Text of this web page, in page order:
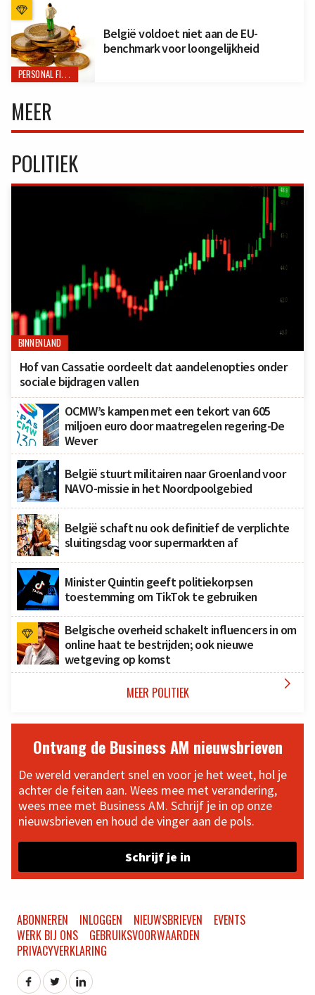
PERSONAL FINANCE
België voldoet niet aan de EU-
benchmark voor loongelijkheid
MEER
POLITIEK
BINNENLAND
Hof van Cassatie oordeelt dat aandelenopties onder
sociale bijdragen vallen
OCMW’s kampen met een tekort van 605
miljoen euro door maatregelen regering-De
Wever
België stuurt militairen naar Groenland voor
NAVO-missie in het Noordpoolgebied
België schaft nu ook definitief de verplichte
sluitingsdag voor supermarkten af
Minister Quintin geeft politiekorpsen
toestemming om TikTok te gebruiken
Belgische overheid schakelt influencers in om
online haat te bestrijden; ook nieuwe
wetgeving op komst
MEER POLITIEK 
Ontvang de Business AM nieuwsbrieven
De wereld verandert snel en voor je het weet, hol je
achter de feiten aan. Wees mee met verandering,
wees mee met Business AM. Schrijf je in op onze
nieuwsbrieven en houd de vinger aan de pols.
Schrijf je in
ABONNEREN INLOGGEN NIEUWSBRIEVEN
EVENTS
WERK BIJ ONS
GEBRUIKSVOORWAARDEN
PRIVACYVERKLARING